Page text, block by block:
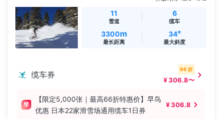
11
雪道
6
缆车
3300m
最长距离
34°
最大斜度
缆车券
66 折
¥ 306.8〜
【限定5,000张｜最高66折特惠价】早鸟
优惠 日本22家滑雪场通用缆车1日券
¥ 306.8